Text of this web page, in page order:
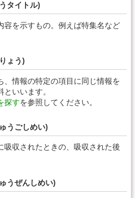
タイトル)
容を示すもの。例えば特集名など
ょう)
、情報の特定の項目に同じ情報を
いいます。
探すを参照してください。
うごしめい)
吸収されたときの、吸収された後
うぜんしめい)